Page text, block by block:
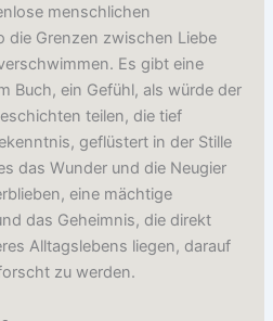
menschlichen
die Grenzen zwischen Liebe
Es gibt eine
Buch, ein Gefühl, als würde der
teilen, die tief
geflüstert in der Stille
das Wunder und die Neugier
eine mächtige
das Geheimnis, die direkt
Alltagslebens liegen, darauf
zu werden.